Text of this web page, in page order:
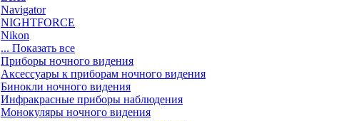
Navigator
NIGHTFORCE
Nikon
... Показать все
Приборы ночного видения
Аксессуары к приборам ночного видения
Бинокли ночного видения
Инфракрасные приборы наблюдения
Монокуляры ночного видения